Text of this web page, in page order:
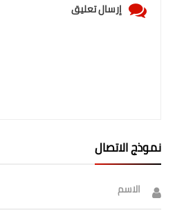
إرسال تعليق
نموذج الاتصال
الاسم